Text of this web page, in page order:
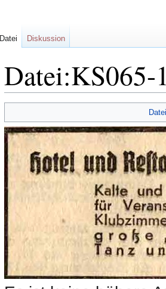
Datei:KS065-
Navigation
springen
Suche
springen
Datei Diskussion